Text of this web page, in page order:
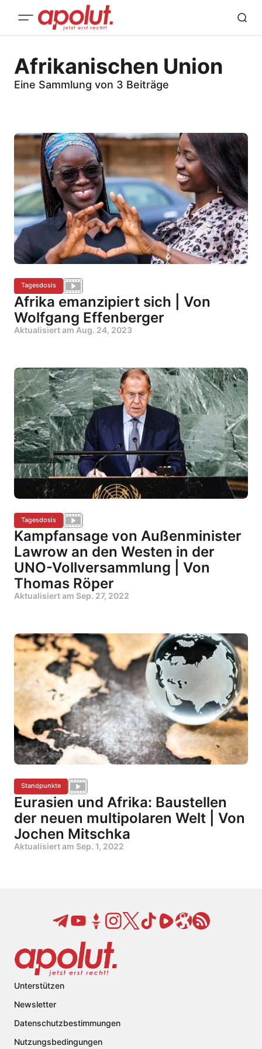
Afrikanischen Union
Eine Sammlung von 3 Beiträge
Tagesdosis
Afrika emanzipiert sich | Von
Wolfgang Effenberger
Aktualisiert am Aug. 24, 2023
Tagesdosis
Kampfansage von Außenminister
Lawrow an den Westen in der
UNO-Vollversammlung | Von
Thomas Röper
Aktualisiert am Sep. 27, 2022
Standpunkte
Eurasien und Afrika: Baustellen
der neuen multipolaren Welt | Von
Jochen Mitschka
Aktualisiert am Sep. 1, 2022
Unterstützen
Newsletter
Datenschutzbestimmungen
Nutzungsbedingungen